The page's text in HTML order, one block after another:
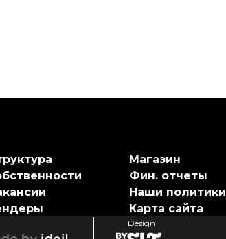
Магазин
Фин. отчеты
Наши политики
Карта сайта
Design